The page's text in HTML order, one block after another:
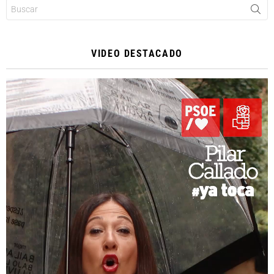
VIDEO DESTACADO
Reproductor
de
vídeo